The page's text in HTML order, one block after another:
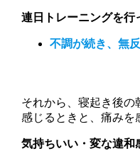
連日トレーニングを行
不調が続き、無
それから、寝起き後の
感じるときと、痛みを
気持ちいい・変な違和